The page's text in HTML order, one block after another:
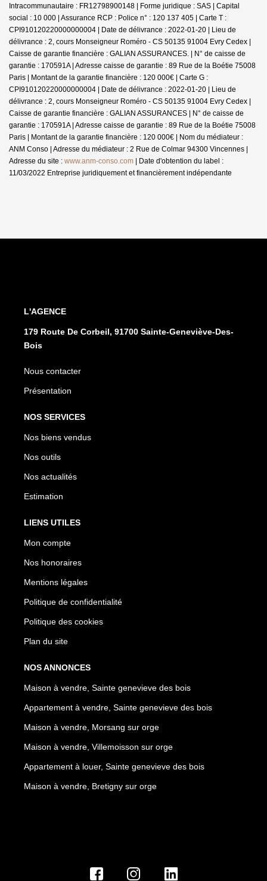
Intracommunautaire : FR12798900148 | Forme juridique : SAS | Capital
social : 10 000 | Assurance RCP : Police n° : 120 137 405 | Carte T :
CPI910120220000000004 | Date de délivrance : 2022-01-20 | Lieu de
délivrance : 2, cours Monseigneur Roméro - CS 50135 91004 Evry Cedex |
Caisse de garantie financière : GALIAN ASSURANCES. | N° de caisse de
garantie : 170591A | Adresse caisse de garantie : 89 Rue de la Boétie 75008
Paris | Montant de la garantie financière : 120 000€ | Carte G :
CPI910120220000000004 | Date de délivrance : 2022-01-20 | Lieu de
délivrance : 2, cours Monseigneur Roméro - CS 50135 91004 Evry Cedex |
Caisse de garantie financière : GALIAN ASSURANCES | N° de caisse de
garantie : 170591A | Adresse caisse de garantie : 89 Rue de la Boétie 75008
Paris | Montant de la garantie financière : 120 000€ | Nom du médiateur :
ANM Conso | Adresse du médiateur : 2 Rue de Colmar 94300 Vincennes |
Adresse du site : www.anm-conso.com | Date d'obtention du label :
11/03/2022 Entreprise juridiquement et financièrement indépendante
L'AGENCE
179 Route De Corbeil, 91700 Sainte-Geneviève-Des-
Bois
Nous contacter
Présentation
NOS SERVICES
Nos biens vendus
Nos outils
Nos actualités
Estimation
LIENS UTILES
Mon compte
Nos honoraires
Mentions légales
Politique de confidentialité
Politique des cookies
Plan du site
NOS ANNONCES
Maison à vendre, Sainte genevieve des bois
Appartement à vendre, Sainte genevieve des bois
Maison à vendre, Morsang sur orge
Maison à vendre, Villemoisson sur orge
Appartement à louer, Sainte genevieve des bois
Maison à vendre, Bretigny sur orge